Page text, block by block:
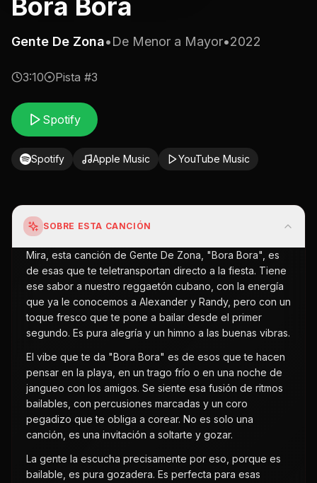
Bora Bora
Gente De Zona•De Menor a Mayor•2022
3:10 Pista #3
Spotify
Spotify Apple Music YouTube Music
SOBRE ESTA CANCIÓN
Mira, esta canción de Gente De Zona, "Bora Bora", es
de esas que te teletransportan directo a la fiesta. Tiene
ese sabor a nuestro reggaetón cubano, con la energía
que ya le conocemos a Alexander y Randy, pero con un
toque fresco que te pone a bailar desde el primer
segundo. Es pura alegría y un himno a las buenas vibras.
El vibe que te da "Bora Bora" es de esos que te hacen
pensar en la playa, en un trago frío o en una noche de
jangueo con los amigos. Se siente esa fusión de ritmos
bailables, con percusiones marcadas y un coro
pegadizo que te obliga a corear. No es solo una
canción, es una invitación a soltarte y gozar.
La gente la escucha precisamente por eso, porque es
bailable, es pura gozadera. Es perfecta para esas